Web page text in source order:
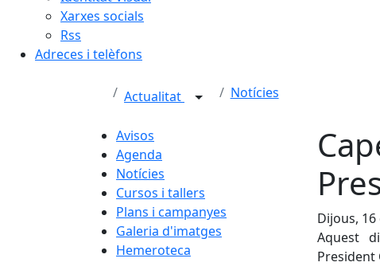
Xarxes socials
Rss
Adreces i telèfons
Actualitat Notícies
Avisos
Agenda
Notícies
Cursos i tallers
Plans i campanyes
Galeria d'imatges
Hemeroteca
Dijous, 16
Aquest
President